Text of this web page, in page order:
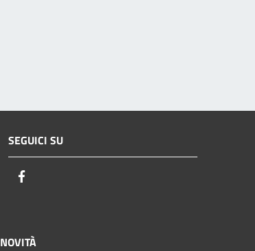
SEGUICI SU
NOVITÀ